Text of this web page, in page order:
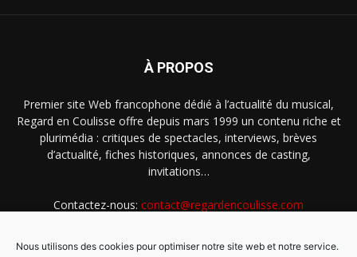
Nous utilisons des cookies pour optimiser notre site web et notre service.
À PROPOS
Premier site Web francophone dédié à l’actualité du musical,
Regard en Coulisse offre depuis mars 1999 un contenu riche et
plurimédia : critiques de spectacles, interviews, brèves
d’actualité, fiches historiques, annonces de casting,
invitations…
Contactez-nous: contact@regardencoulisse.com